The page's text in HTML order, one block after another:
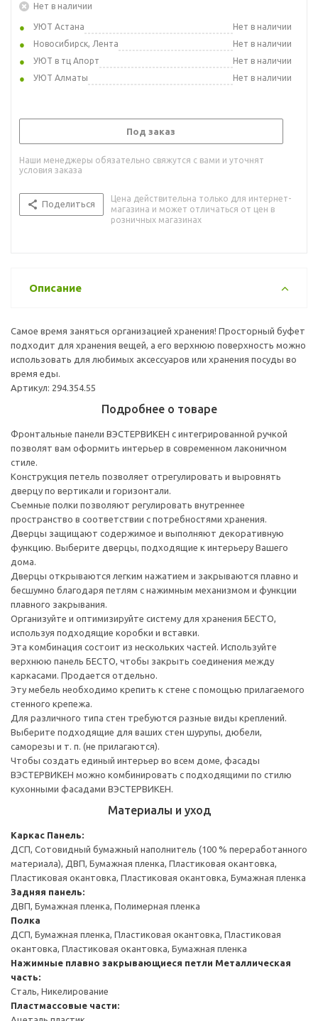
Нет в наличии
УЮТ Астана
Нет в наличии
Новосибирск, Лента
Нет в наличии
УЮТ в тц Апорт
Нет в наличии
УЮТ Алматы
Нет в наличии
Под заказ
Наши менеджеры обязательно свяжутся с вами и уточнят
условия заказа
Поделиться
Цена действительна только для интернет-
магазина и может отличаться от цен в
розничных магазинах
Описание
Самое время заняться организацией хранения! Просторный буфет
подходит для хранения вещей, а его верхнюю поверхность можно
использовать для любимых аксессуаров или хранения посуды во
время еды.
Артикул: 294.354.55
Подробнее о товаре
Фронтальные панели ВЭСТЕРВИКЕН с интегрированной ручкой
позволят вам оформить интерьер в современном лаконичном
стиле.
Конструкция петель позволяет отрегулировать и выровнять
дверцу по вертикали и горизонтали.
Съемные полки позволяют регулировать внутреннее
пространство в соответствии с потребностями хранения.
Дверцы защищают содержимое и выполняют декоративную
функцию. Выберите дверцы, подходящие к интерьеру Вашего
дома.
Дверцы открываются легким нажатием и закрываются плавно и
бесшумно благодаря петлям с нажимным механизмом и функции
плавного закрывания.
Организуйте и оптимизируйте систему для хранения БЕСТО,
используя подходящие коробки и вставки.
Эта комбинация состоит из нескольких частей. Используйте
верхнюю панель БЕСТО, чтобы закрыть соединения между
каркасами. Продается отдельно.
Эту мебель необходимо крепить к стене с помощью прилагаемого
стенного крепежа.
Для различного типа стен требуются разные виды креплений.
Выберите подходящие для ваших стен шурупы, дюбели,
саморезы и т. п. (не прилагаются).
Чтобы создать единый интерьер во всем доме, фасады
ВЭСТЕРВИКЕН можно комбинировать с подходящими по стилю
кухонными фасадами ВЭСТЕРВИКЕН.
Материалы и уход
Каркас Панель:
ДСП, Сотовидный бумажный наполнитель (100 % переработанного
материала), ДВП, Бумажная пленка, Пластиковая окантовка,
Пластиковая окантовка, Пластиковая окантовка, Бумажная пленка
Задняя панель:
ДВП, Бумажная пленка, Полимерная пленка
Полка
ДСП, Бумажная пленка, Пластиковая окантовка, Пластиковая
окантовка, Пластиковая окантовка, Бумажная пленка
Нажимные плавно закрывающиеся петли Металлическая
часть:
Сталь, Никелирование
Пластмассовые части: